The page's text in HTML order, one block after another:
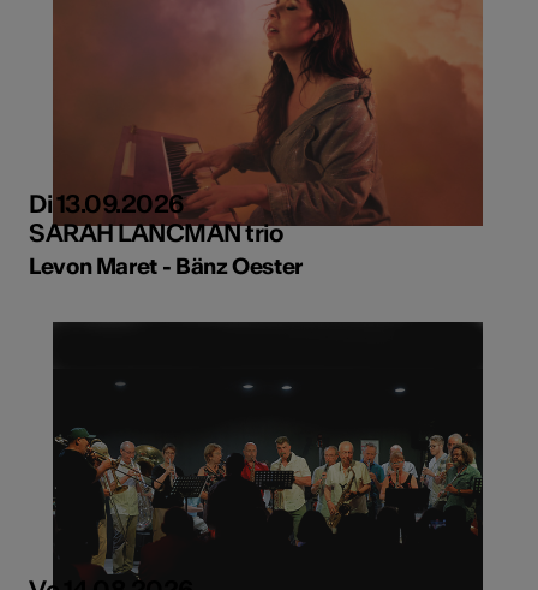
Di 13.09.2026
SARAH LANCMAN trio
Levon Maret - Bänz Oester